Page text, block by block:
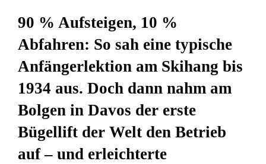
90 % Aufsteigen, 10 %
Abfahren: So sah eine typische
Anfängerlektion am Skihang bis
1934 aus. Doch dann nahm am
Bolgen in Davos der erste
Bügellift der Welt den Betrieb
auf – und erleichterte